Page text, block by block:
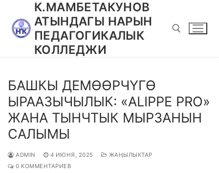
содержимому
К.МАМБЕТАКУНОВ
АТЫНДАГЫ НАРЫН
ПЕДАГОГИКАЛЫК
КОЛЛЕДЖИ
БАШКЫ ДЕМӨӨРЧҮГӨ
ЫРААЗЫЧЫЛЫК: «ALIPPE PRO»
ЖАНА ТЫНЧТЫК МЫРЗАНЫН
САЛЫМЫ
ADMIN 4 ИЮНЯ, 2025
ЖАҢЫЛЫКТАР
0 КОММЕНТАРИЕВ